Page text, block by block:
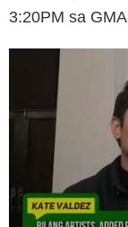
3:20PM sa